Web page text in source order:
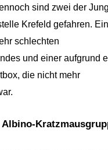
sind zwei der
Krefeld gefahren.
schlechten
und eineraufgrund
die nicht mehr